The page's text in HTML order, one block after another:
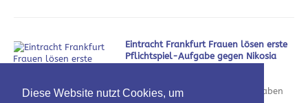
Eintracht Frankfurt Frauen lösen erste
Pflichtspiel-Aufgabe gegen Nikosia
Die Eintracht Frankfurt Frauen haben
Diese Website nutzt Cookies, um